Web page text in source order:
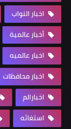
اخبار النواب
أخبار عالمية
اخبار عالميه
اخبار محافظات
اخبارالم
استغاثه